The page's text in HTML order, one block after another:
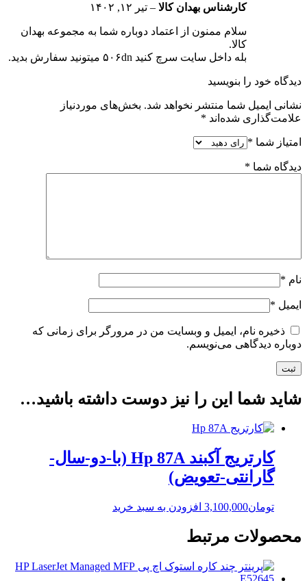
کارشناس بهدان کالا – تیر ۱۲, ۱۴۰۲
سلام ممنون از اعتماد دوباره شما به مجموعه بهدان
کالا.
بله داخل سایت سرچ کنید ۵۰۶dn میتونید سفارش بدید.
دیدگاه خود را بنویسید
نشانی ایمیل شما منتشر نخواهد شد. بخش‌های موردنیاز
علامت‌گذاری شده‌اند *
امتیاز شما *
دیدگاه شما *
نام *
ایمیل *
ذخیره نام، ایمیل و وبسایت من در مرورگر برای زمانی که
دوباره دیدگاهی می‌نویسم.
شاید شما این را نیز دوست داشته باشید…
کارتریج آکبند Hp 87A (با-دو-سال-
گارانتی-تعویض)
تومان3,100,000 افزودن به سبد خرید
محصولات مرتبط